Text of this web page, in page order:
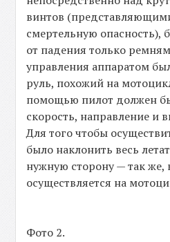
винтов
смертельную
от падения только
управления аппаратом
руль, похожий на
помощью пилот должен
скорость, направление и
Для того чтобы
было наклонить весь
нужную сторону — так же,
осуществляется на
Фото 2.